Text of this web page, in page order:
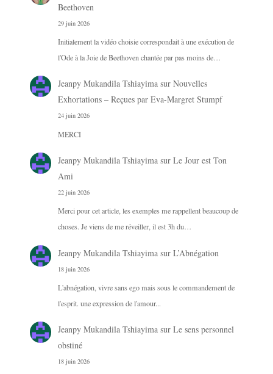
Beethoven
29 juin 2026
Initialement la vidéo choisie correspondait à une exécution de
l'Ode à la Joie de Beethoven chantée par pas moins de…
Jeanpy Mukandila Tshiayimasur Nouvelles
Exhortations – Reçues par Eva-Margret Stumpf
24 juin 2026
MERCI
Jeanpy Mukandila Tshiayimasur Le Jour est Ton
Ami
22 juin 2026
Merci pour cet article, les exemples me rappellent beaucoup de
choses. Je viens de me réveiller, il est 3h du…
Jeanpy Mukandila Tshiayimasur L’Abnégation
18 juin 2026
L'abnégation, vivre sans ego mais sous le commandement de
l'esprit. une expression de l'amour...
Jeanpy Mukandila Tshiayimasur Le sens personnel
obstiné
18 juin 2026